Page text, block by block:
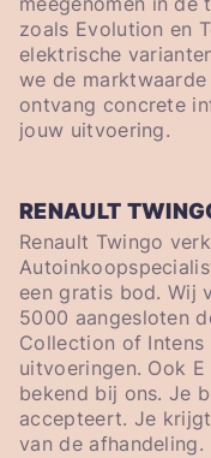
zoals Evolution en
elektrische
we de
ontvang concrete
jouw uitvoering.
RENAULT
Renault Twingo
een gratis bod. Wij
5000 aangesloten
Collection of
uitvoeringen. Ook
bekend bij ons. Je
accepteert. Je
van de afhandeling.